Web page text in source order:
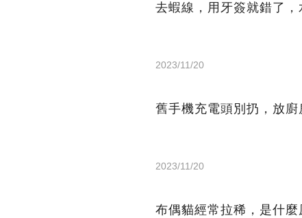
去蝦線，用牙簽就錯了
2023/11/20
舊手機充電頭別扔，放
2023/11/20
布偶貓經常拉稀，是什